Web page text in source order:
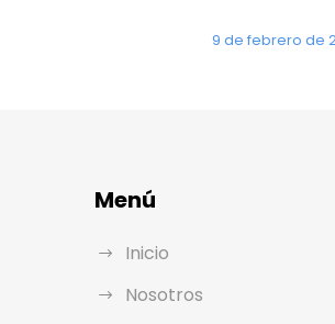
9 de febrero de
Menú
Inicio
Nosotros